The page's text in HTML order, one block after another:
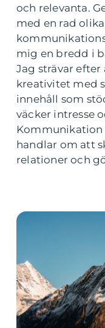
och relevanta.
med en rad
mig en bredd i
Jag strävar
kreativitet med
innehåll som
väcker intresse
Kommunikation
handlar om att
relationer och